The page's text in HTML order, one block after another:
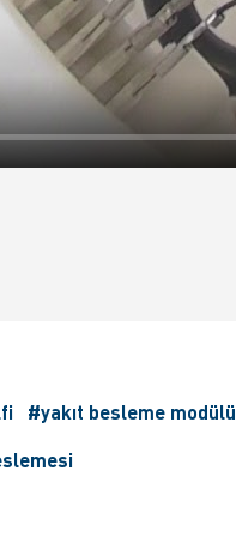
#yakıt besleme modülü